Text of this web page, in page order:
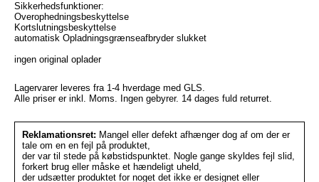
Sikkerhedsfunktioner:
Overophedningsbeskyttelse
Kortslutningsbeskyttelse
automatisk Opladningsgrænseafbryder slukket
ingen original oplader
Lagervarer leveres fra 1-4 hverdage med GLS.
Alle priser er inkl. Moms. Ingen gebyrer. 14 dages fuld returret.
Reklamationsret: Mangel eller defekt afhænger dog af om der er
tale om en en fejl på produktet,
der var til stede på købstidspunktet. Nogle gange skyldes fejl slid,
forkert brug eller måske et hændeligt uheld,
der udsætter produktet for noget det ikke er designet eller